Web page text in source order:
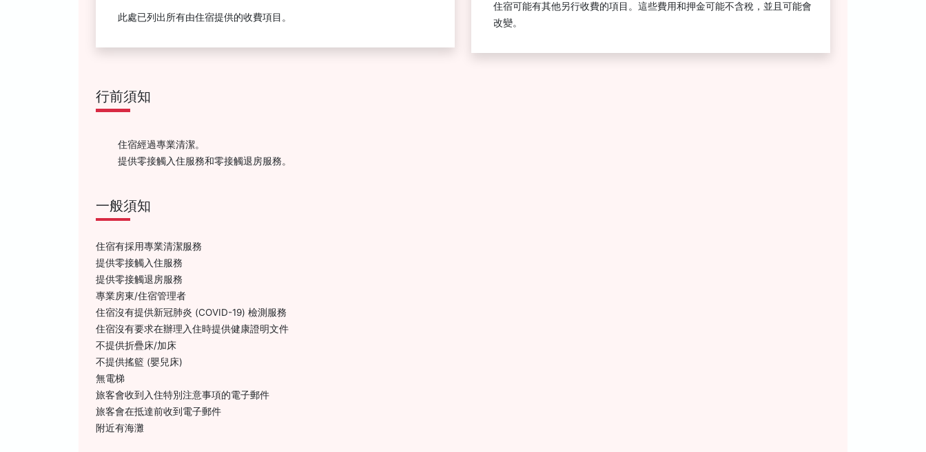
此處已列出所有由住宿提供的收費項目。
住宿可能有其他另行收費的項目。這些費用和押金可能不含稅，並且可能會
改變。
行前須知
住宿經過專業清潔。
提供零接觸入住服務和零接觸退房服務。
一般須知
住宿有採用專業清潔服務
提供零接觸入住服務
提供零接觸退房服務
專業房東/住宿管理者
住宿沒有提供新冠肺炎 (COVID-19) 檢測服務
住宿沒有要求在辦理入住時提供健康證明文件
不提供折疊床/加床
不提供搖籃 (嬰兒床)
無電梯
旅客會收到入住特別注意事項的電子郵件
旅客會在抵達前收到電子郵件
附近有海灘